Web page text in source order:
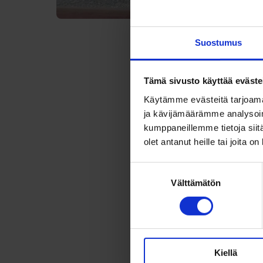
Suostumus
Tämä sivusto käyttää
Käytämme evästeitä
ja kävijämäärämme
kumppaneillemme tietoja
olet antanut heille tai joita
Välttämätön
Kiellä
Julkaistu: 9.6.2026
Olemme
linjan 15
8.33 ja 9.35.
Tavallisesti
lähtöaika on
lähtöajat
olleet kello
Tunneittain